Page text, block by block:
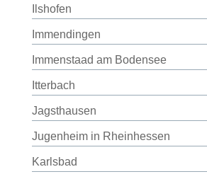
Ilshofen
Immendingen
Immenstaad am Bodensee
Itterbach
Jagsthausen
Jugenheim in Rheinhessen
Karlsbad